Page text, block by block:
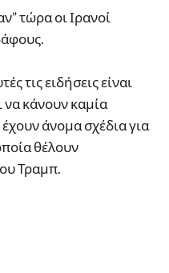
τώρα οι Ιρανοί
τις ειδήσεις είναι
να κάνουν καμία
άνομα σχέδια για
θέλουν
Τραμπ.